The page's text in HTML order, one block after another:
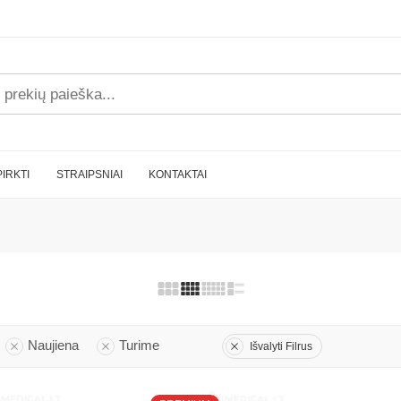
STRAIPSNIAI KONTAKTAI
Naujiena Turime Išvalyti Filrus